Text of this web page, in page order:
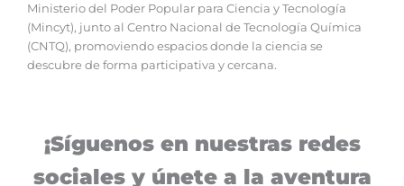
Ministerio del Poder Popular para Ciencia y Tecnología
(Mincyt), junto al Centro Nacional de Tecnología Química
(CNTQ), promoviendo espacios donde la ciencia se
descubre de forma participativa y cercana.
¡Síguenos en nuestras redes
sociales y únete a la aventura